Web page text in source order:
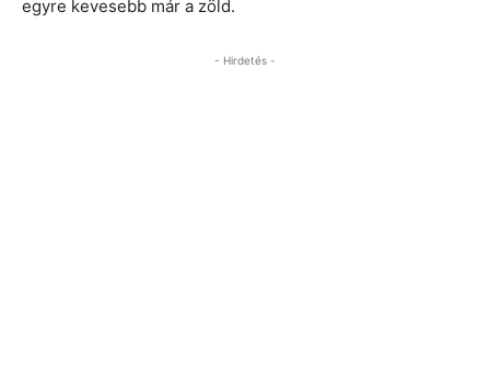
egyre kevesebb már a zöld.
- Hirdetés -